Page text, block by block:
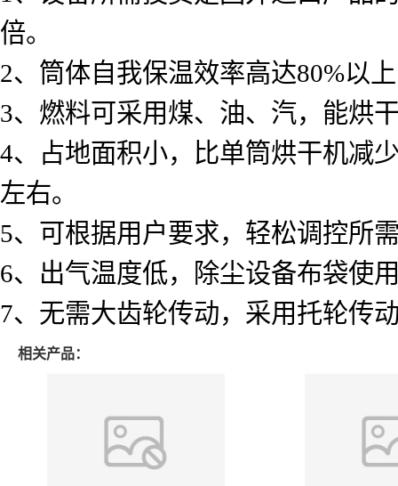
倍。
2、筒体自我保温效率高达80%以
3、燃料可采用煤、油、汽，能烘
4、占地面积小，比单筒烘干机减
左右。
5、可根据用户要求，轻松调控所
6、出气温度低，除尘设备布袋使
7、无需大齿轮传动，采用托轮传
相关产品：